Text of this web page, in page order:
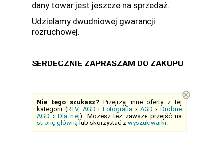
dany towar jest jeszcze na sprzedaż.
Udzielamy dwudniowej gwarancji
rozruchowej.
SERDECZNIE ZAPRASZAM DO ZAKUPU
Nie tego szukasz? Przejrzyj inne oferty z tej
kategorii (RTV, AGD i Fotografia › AGD › Drobne
AGD ›Dla niej). Możesz też zawsze przejść na
stronę główną lub skorzystać z wyszukiwarki.
⊗